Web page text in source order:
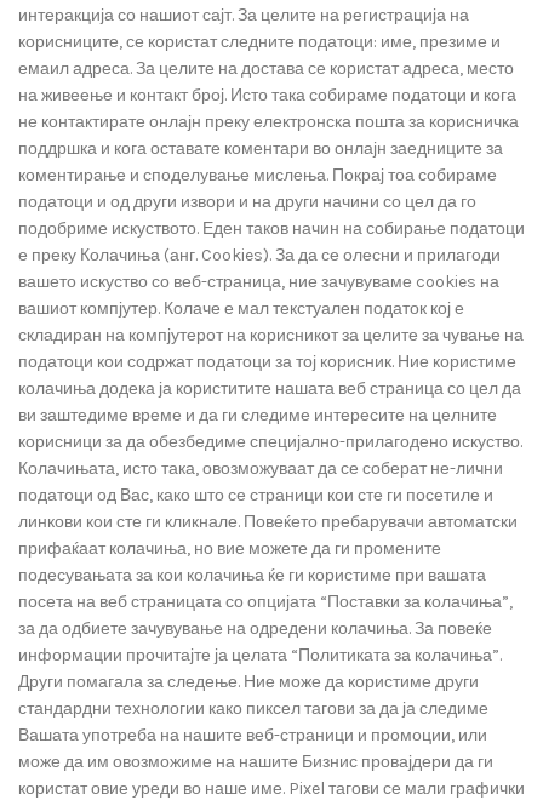
интеракција со нашиот сајт. За целите на регистрација на
корисниците, се користат следните податоци: име, презиме и
емаил адреса. За целите на достава се користат адреса, место
на живеење и контакт број. Исто така собираме податоци и кога
не контактирате онлајн преку електронска пошта за корисничка
поддршка и кога оставате коментари во онлајн заедниците за
коментирање и споделување мислења. Покрај тоа собираме
податоци и од други извори и на други начини со цел да го
подобриме искуството. Еден таков начин на собирање податоци
е преку Колачиња (анг. Cookies). За да се олесни и прилагоди
вашето искуство со веб-страница, ние зачувуваме cookies на
вашиот компјутер. Колаче е мал текстуален податок кој е
складиран на компјутерот на корисникот за целите за чување на
податоци кои содржат податоци за тој корисник. Ние користиме
колачиња додека ја користитите нашата веб страница со цел да
ви заштедиме време и да ги следиме интересите на целните
корисници за да обезбедиме специјално-прилагодено искуство.
Колачињата, исто така, овозможуваат да се соберат не-лични
податоци од Вас, како што се страници кои сте ги посетиле и
линкови кои сте ги кликнале. Повеќето пребарувачи автоматски
прифаќаат колачиња, но вие можете да ги промените
подесувањата за кои колачиња ќе ги користиме при вашата
посета на веб страницата со опцијата “Поставки за колачиња”,
за да одбиете зачувување на одредени колачиња. За повеќе
информации прочитајте ја целата “Политиката за колачиња”.
Други помагала за следење. Ние може да користиме други
стандардни технологии како пиксел тагови за да ја следиме
Вашата употреба на нашите веб-страници и промоции, или
може да им овозможиме на нашите Бизнис провајдери да ги
користат овие уреди во наше име. Pixel тагови се мали графички